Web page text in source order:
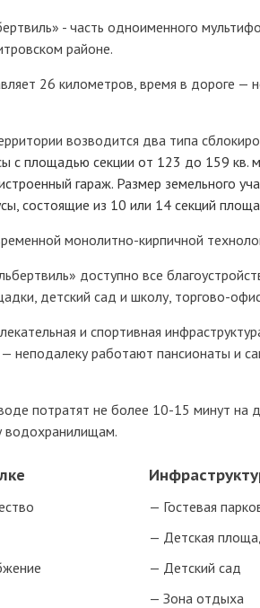
- часть одноименного
районе.
26 километров, время в дороге —
возводится два типа
с площадью секции от 123 до 159 кв.
гараж. Размер земельного
состоящие из 10 или 14 секций
монолитно-кирпичной
доступно все
детский сад и школу, торгово-
и спортивная
неподалеку работают пансионаты и
потратят не более 10-15 минут на
водохранилищам.
Гостевая
Детская
Детский сад
Зона отдыха